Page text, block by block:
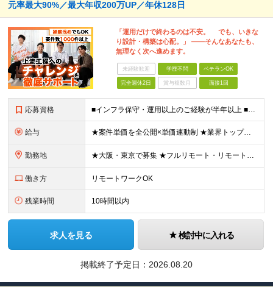
元率最大90%／最大年収200万UP／年休128日
「運用だけで終わるのは不安。 でも、いきな
り設計・構築は心配。」 ——そんなあなたも、
無理なく次へ進めます。
未経験歓迎 学歴不問 ベテランOK
完全週休2日 賞与複数月 面接1回
応募資格 ■インフラ保守・運用以上のご経験が半年以上 ■学歴不問/ブランクOK ※運用・保守／テスター／デバッガー／キッティングのみの経験でもOKです。 《 こんな気持ちがあれば、まず話しましょう！ 》 ・
給与 ★案件単価を全公開×単価連動制 ★業界トップクラスの還元率（75％～90％） ★年収200万円UPの実績あり！ 月給35～85万円（固定残業代含む）＋賞与年1回＋各種手当 ※固定残業代は、時間外労働
勤務地 ★大阪・東京で募集 ★フルリモート・リモートワークOK ★出社派も大歓迎！駅チカオフィスで通勤ラクラク ★会社都合の転勤なし ■大阪本社 大阪府大阪市北区西天満5丁目16-3 西天満ファイブビル 6
働き方 リモートワークOK
残業時間 10時間以内
求人を見る 検討中に入れる
掲載終了予定日： 2026.08.20